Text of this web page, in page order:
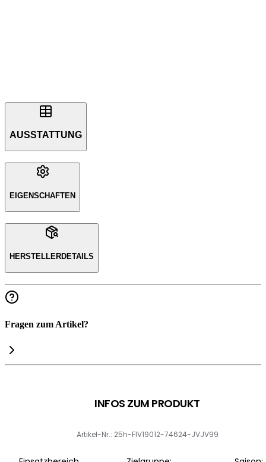
AUSSTATTUNG
EIGENSCHAFTEN
HERSTELLERDETAILS
Fragen zum Artikel?
INFOS ZUM PRODUKT
Artikel-Nr.: 25h-FIV19012-74624-JVJV99